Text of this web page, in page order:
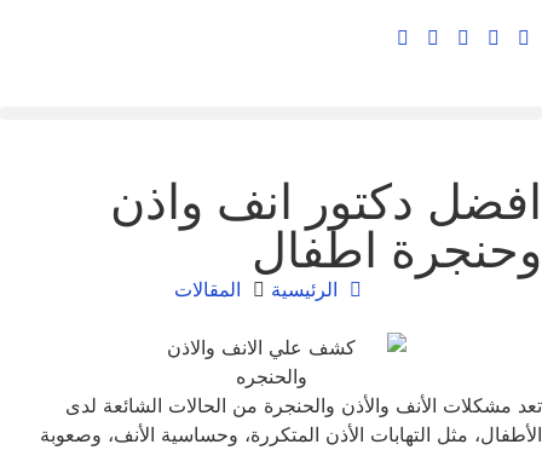
افضل دكتور انف واذن
وحنجرة اطفال
الرئيسية المقالات
تعد مشكلات الأنف والأذن والحنجرة من الحالات الشائعة لدى
الأطفال، مثل التهابات الأذن المتكررة، وحساسية الأنف، وصعوبة